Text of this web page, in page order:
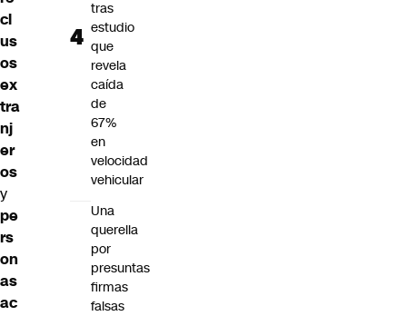
cl
us
os
ex
tra
nj
er
os
y
pe
rs
on
as
ac
tras
estudio
que
revela
caída
de
67%
en
velocidad
vehicular
Una
querella
por
presuntas
firmas
falsas